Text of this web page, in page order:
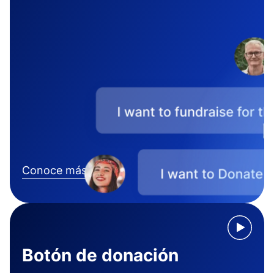
Conoce más
Botón de donación